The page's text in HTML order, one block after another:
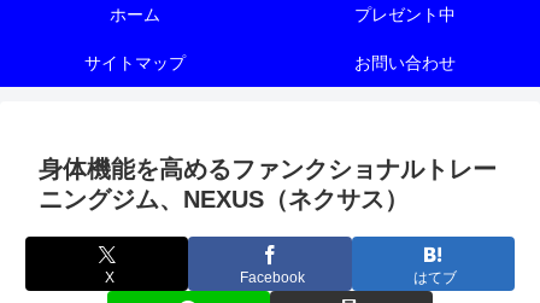
ホーム プレゼント中
サイトマップ お問い合わせ
身体機能を高めるファンクショナルトレー
ニングジム、NEXUS（ネクサス）
X Facebook はてブ